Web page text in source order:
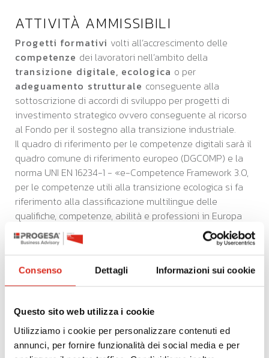
Consenso Dettagli Informazioni sui cookie
Questo sito web utilizza i cookie
Utilizziamo i cookie per personalizzare contenuti ed
annunci, per fornire funzionalità dei social media e per
ATTIVITÀ AMMISSIBILI
Progetti formativi volti all’accrescimento delle
competenze dei lavoratori nell’ambito della
transizione digitale, ecologica o per
adeguamento strutturale conseguente alla
sottoscrizione di accordi di sviluppo per progetti di
investimento strategico ovvero conseguente al ricorso
al Fondo per il sostegno alla transizione industriale.
Il quadro di riferimento per le competenze digitali sarà il
quadro comune di riferimento europeo (DGCOMP) e la
norma UNI EN 16234-1 - «e-Competence Framework 3.0,
per le competenze utili alla transizione ecologica si fa
riferimento alla classificazione multilingue delle
qualifiche, competenze, abilità e professioni in Europa
(ESCO) mentre per l’adeguamento strutturale delle
competenze sarà quello delle attività di lavoro
classificate in Atlante del Lavoro e delle qualificazioni.
I percorsi formativi devono essere erogati da soggetti o
enti accreditati.
contributo non potrà essere soggetto erogatore della
formazione.